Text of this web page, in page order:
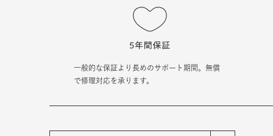
一般的な保証より長めのサポート期間。無償
で修理対応を承ります。